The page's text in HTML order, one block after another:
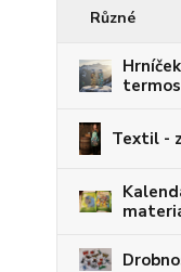
Různé
Textil -